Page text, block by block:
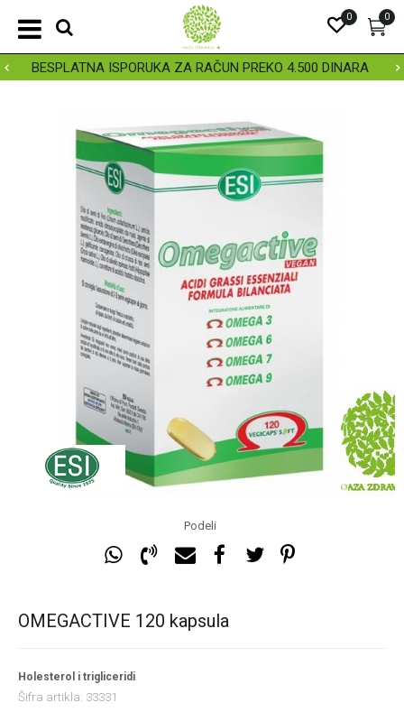
BESPLATNA ISPORUKA ZA RAČUN PREKO 4.500 DINARA
0
0
Podeli
OMEGACTIVE 120 kapsula
Holesterol i trigliceridi
Šifra artikla: 33331